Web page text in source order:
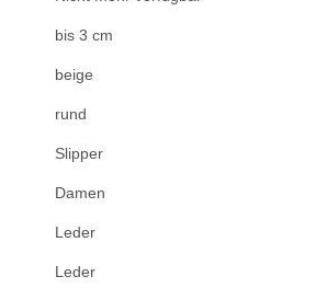
bis 3 cm
beige
rund
Slipper
Damen
Leder
Leder